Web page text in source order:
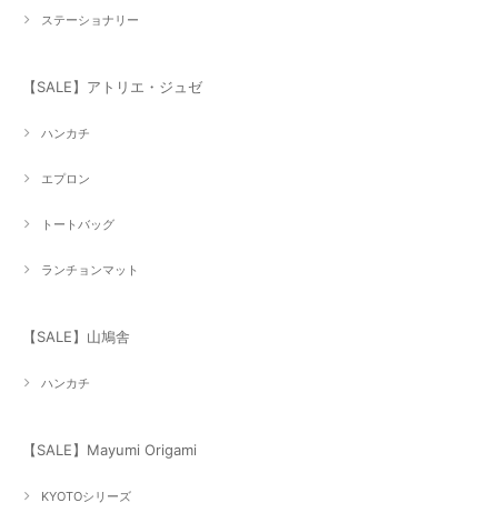
ステーショナリー
【SALE】アトリエ・ジュゼ
ハンカチ
エプロン
トートバッグ
ランチョンマット
【SALE】山鳩舎
ハンカチ
【SALE】Mayumi Origami
KYOTOシリーズ